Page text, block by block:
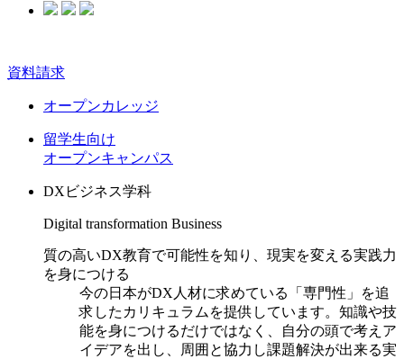
資料請求
オープンカレッジ
留学生向け
オープンキャンパス
DXビジネス学科
Digital transformation Business
質の高いDX教育で可能性を知り、現実を変える実践力
を身につける
今の日本がDX人材に求めている「専門性」を追
求したカリキュラムを提供しています。知識や技
能を身につけるだけではなく、自分の頭で考えア
イデアを出し、周囲と協力し課題解決が出来る実